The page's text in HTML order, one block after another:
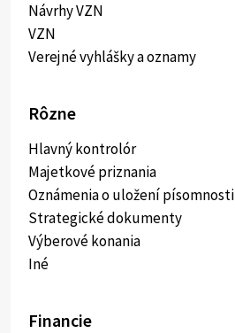
Návrhy VZN
VZN
Verejné vyhlášky a oznamy
Rôzne
Hlavný kontrolór
Majetkové priznania
Oznámenia o uložení písomnosti
Strategické dokumenty
Výberové konania
Iné
Financie